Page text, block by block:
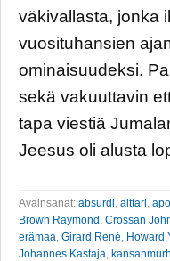
väkivallasta, jonka
vuosituhansien
ominaisuudeksi.
sekä vakuuttavin
tapa viestiä
Jeesus oli alusta
Avainsanat: absurdi alttari
Brown Raymond Crossan
erämaa Girard René Howard
Johannes Kastaja